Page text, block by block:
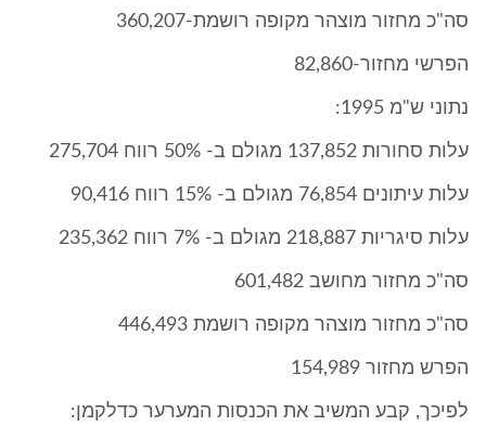
סה"כ מחזור מוצהר מקופה רושמת-360,207
הפרשי מחזור-82,860
נתוני ש"מ 1995:
עלות סחורות 137,852 מגולם ב- 50% רווח 275,704
עלות עיתונים 76,854 מגולם ב- 15% רווח 90,416
עלות סיגריות 218,887 מגולם ב- 7% רווח 235,362
סה"כ מחזור מחושב 601,482
סה"כ מחזור מוצהר מקופה רושמת 446,493
הפרש מחזור 154,989
לפיכך, קבע המשיב את הכנסות המערער כדלקמן: